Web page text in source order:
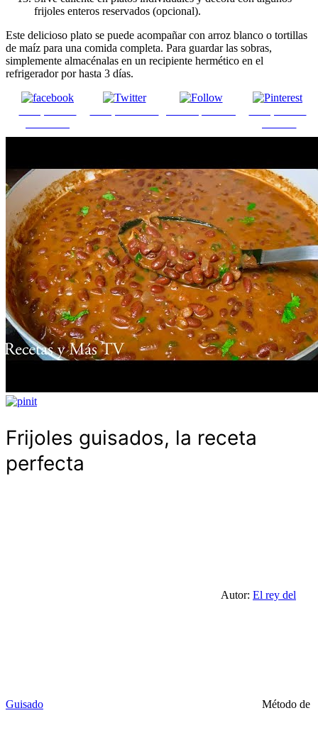
frijoles enteros reservados (opcional).
Este delicioso plato se puede acompañar con arroz blanco o tortillas
de maíz para una comida completa. Para guardar las sobras,
simplemente almacénalas en un recipiente hermético en el
refrigerador por hasta 3 días.
Frijoles guisados, la receta
perfecta
Autor: El rey del
Guisado Método de